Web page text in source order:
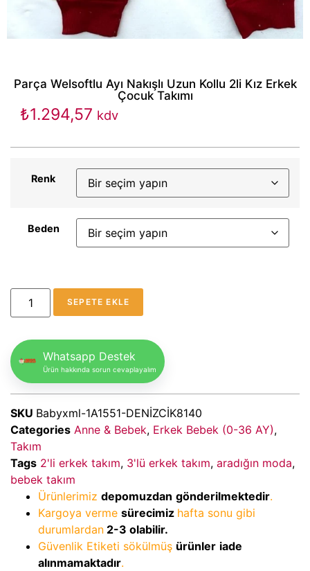
Parça Welsoftlu Ayı Nakışlı Uzun Kollu 2li Kız Erkek
Çocuk Takımı
₺1.294,57 kdv
Renk
Beden
SEPETE EKLE
Whatsapp Destek
Ürün hakkında sorun cevaplayalım
SKU Babyxml-1A1551-DENİZCİK8140
Categories Anne & Bebek, Erkek Bebek (0-36 AY),
Takım
Tags 2'li erkek takım, 3'lü erkek takım, aradığın moda,
bebek takım
Ürünlerimiz depomuzdan gönderilmektedir.
Kargoya verme sürecimiz hafta sonu gibi
durumlardan 2-3 olabilir.
Güvenlik Etiketi sökülmüş ürünler iade
alınmamaktadır.